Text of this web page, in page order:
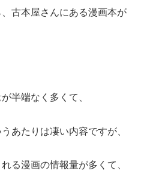
古本屋さんにある漫画本が
半端なく多くて、
あたりは凄い内容ですが、
る漫画の情報量が多くて、